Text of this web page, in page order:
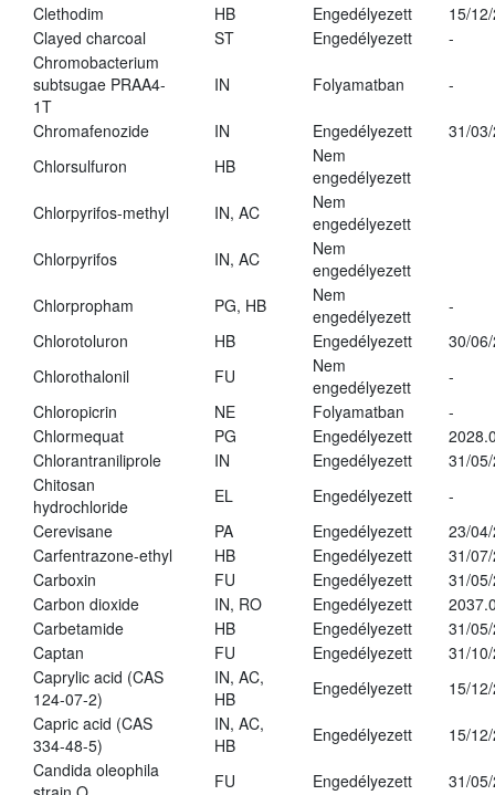
Clethodim
HB Engedélyezett
15/
Clayed charcoal
ST Engedélyezett
-
Chromobacterium
subtsugae PRAA4-
1T
IN Folyamatban -
Chromafenozide IN Engedélyezett
31/
Chlorsulfuron
HB
Nem
engedélyezett
Chlorpyrifos-methyl
IN, AC
Nem
engedélyezett
Chlorpyrifos
IN, AC
Nem
engedélyezett
Chlorpropham
PG, HB
Nem
engedélyezett
-
Chlorotoluron
HB Engedélyezett
30/
Chlorothalonil
FU
Nem
engedélyezett
-
Chloropicrin
NE Folyamatban
-
Chlormequat
PG Engedélyezett
Chlorantraniliprole
IN Engedélyezett
31/
Chitosan
hydrochloride
EL Engedélyezett
-
Cerevisane
PA Engedélyezett
23/
Carfentrazone-ethyl
HB Engedélyezett
31/
Carboxin
FU Engedélyezett
31/
Carbon dioxide
IN, RO Engedélyezett
Carbetamide
HB Engedélyezett
31/
Captan
FU Engedélyezett
31/
Caprylic acid (CAS
124-07-2)
IN, AC,
HB
Engedélyezett
15/
Capric acid (CAS
334-48-5)
IN, AC,
HB
Engedélyezett
15/
Candida oleophila
FU Engedélyezett
31/